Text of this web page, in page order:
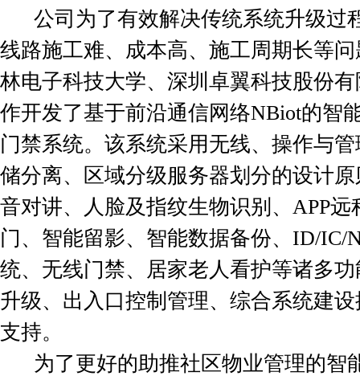
公司为了有效解决传统系统升级过
线路施工难、成本高、施工周期长等
林电子科技大学、深圳卓翼科技股份
作开发了基于前沿通信网络NBiot的智
门禁系统。该系统采用无线、操作与
储分离、区域分级服务器划分的设计
音对讲、人脸及指纹生物识别、APP远
门、智能留影、智能数据备份、ID/IC/
统、无线门禁、居家老人看护等诸多
升级、出入口控制管理、综合系统建
支持。
为了更好的助推社区物业管理的智